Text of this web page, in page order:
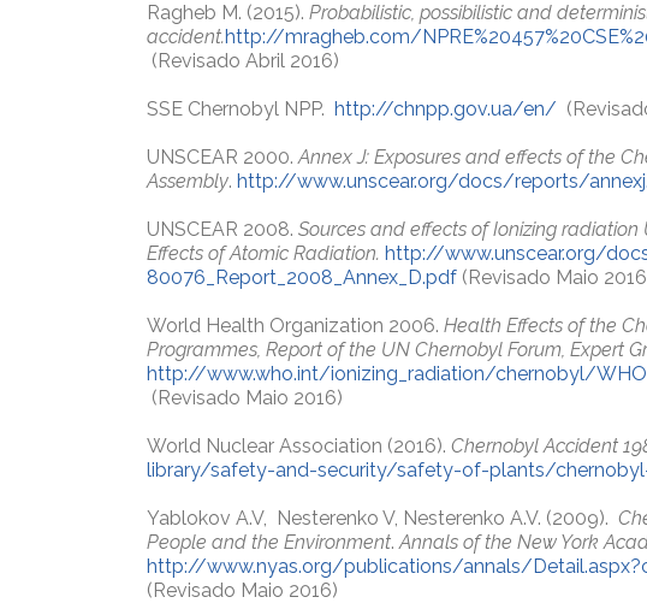
Ragheb M. (2015). Probabilistic, possibilistic and
accident.http://mragheb.com/
(Revisado Abril 2016)
SSE Chernobyl NPP. http://chnpp.gov.ua/en/
UNSCEAR 2000.Annex J: Exposures and effects of the
Assembly. http://www.unscear.org/docs/reports/
UNSCEAR 2008. Sources and effects of Ionizing
Effects of Atomic Radiation. http://www.unscear.org/
80076_Report_2008_Annex_D.pdf (Revisado Maio
World Health Organization 2006. Health Effects of the
Programmes, Report of the UN Chernobyl Forum, Expert
http://www.who.int/ionizing_radiation/chernobyl/
(Revisado Maio 2016)
World Nuclear Association (2016). Chernobyl Accident
library/safety-and-security/safety-of-plants/
Yablokov A.V, Nesterenko V, Nesterenko A.V. (2009).
People and the Environment.Annals of the New York
http://www.nyas.org/publications/annals/
(Revisado Maio 2016)